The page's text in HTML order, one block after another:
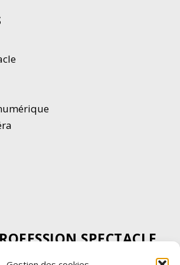
SPECTACLE